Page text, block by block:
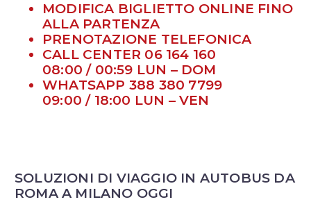
MODIFICA BIGLIETTO ONLINE FINO
ALLA PARTENZA
PRENOTAZIONE TELEFONICA
CALL CENTER 06 164 160
08:00 / 00:59 LUN – DOM
WHATSAPP 388 380 7799
09:00 / 18:00 LUN – VEN
SOLUZIONI DI VIAGGIO IN AUTOBUS DA
ROMA A MILANO OGGI